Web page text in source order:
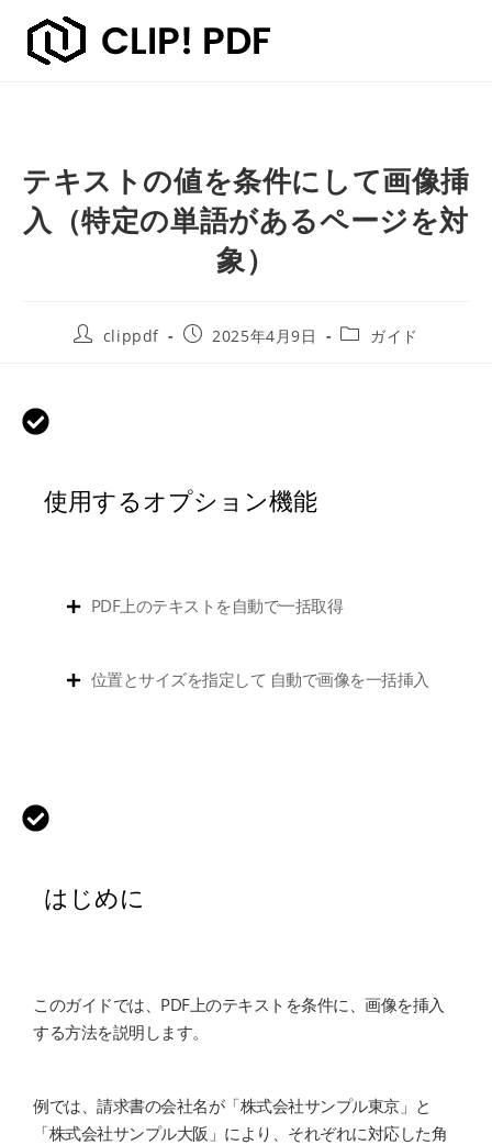
テキストの値を条件にして画像挿
入（特定の単語があるページを対
象）
clippdf 2025年4月9日 ガイド
使用するオプション機能
PDF上のテキストを自動で一括取得
位置とサイズを指定して 自動で画像を一括挿入
はじめに
このガイドでは、PDF上のテキストを条件に、画像を挿入
する方法を説明します。
例では、請求書の会社名が「株式会社サンプル東京」と
「株式会社サンプル大阪」により、それぞれに対応した角